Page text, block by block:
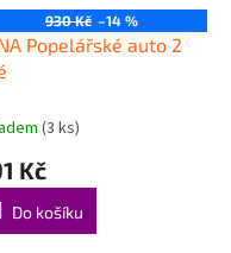
930 Kč –14 %
Popelářské auto 2
(3 ks)
Kč
Do košíku